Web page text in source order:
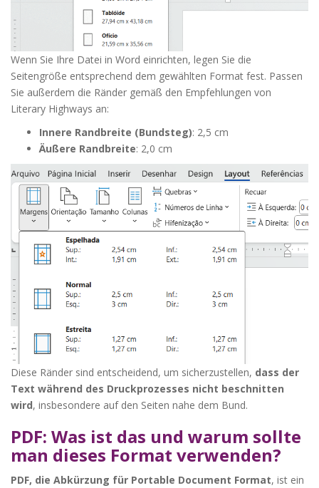
Wenn Sie Ihre Datei in Word einrichten, legen Sie die
Seitengröße entsprechend dem gewählten Format fest. Passen
Sie außerdem die Ränder gemäß den Empfehlungen von
Literary Highways an:
Innere Randbreite (Bundsteg): 2,5 cm
Äußere Randbreite: 2,0 cm
Diese Ränder sind entscheidend, um sicherzustellen, dass der
Text während des Druckprozesses nicht beschnitten
wird, insbesondere auf den Seiten nahe dem Bund.
PDF: Was ist das und warum sollte
man dieses Format verwenden?
PDF, die Abkürzung für Portable Document Format, ist ein